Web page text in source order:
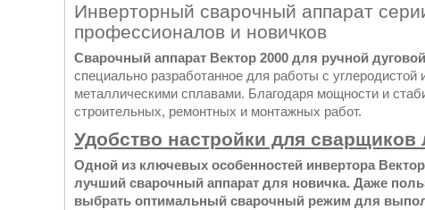
Инверторный сварочный аппарат
профессионалов и новичков
Сварочный аппарат Вектор 2000 для ручной
специально разработанное для работы с
металлическими сплавами. Благодаря мощности и
строительных, ремонтных и монтажных работ.
Удобство настройки для сварщиков
Одной из ключевых особенностей инвертора Вектор
лучший сварочный аппарат для новичка. Даже
выбрать оптимальный сварочный режим для